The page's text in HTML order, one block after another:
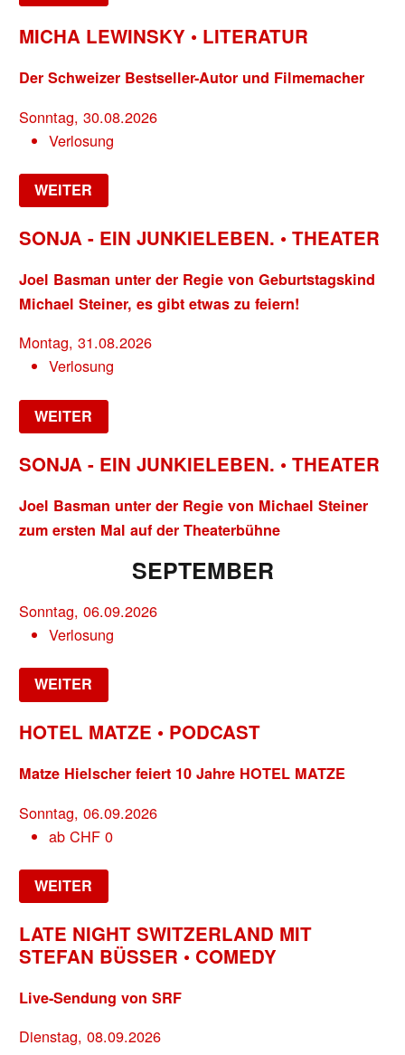
MICHA LEWINSKY • LITERATUR
Der Schweizer Bestseller-Autor und Filmemacher
Sonntag, 30.08.2026
Verlosung
WEITER
SONJA - EIN JUNKIELEBEN. • THEATER
Joel Basman unter der Regie von Geburtstagskind
Michael Steiner, es gibt etwas zu feiern!
Montag, 31.08.2026
Verlosung
WEITER
SONJA - EIN JUNKIELEBEN. • THEATER
Joel Basman unter der Regie von Michael Steiner
zum ersten Mal auf der Theaterbühne
SEPTEMBER
Sonntag, 06.09.2026
Verlosung
WEITER
HOTEL MATZE • PODCAST
Matze Hielscher feiert 10 Jahre HOTEL MATZE
Sonntag, 06.09.2026
ab CHF0
WEITER
LATE NIGHT SWITZERLAND MIT
STEFAN BÜSSER • COMEDY
Live-Sendung von SRF
Dienstag, 08.09.2026